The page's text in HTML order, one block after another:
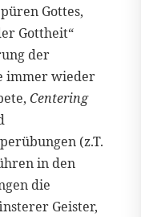
Gottes,
Gottheit“
der
immer wieder
Centering
(z.T.
in den
die
Geister,